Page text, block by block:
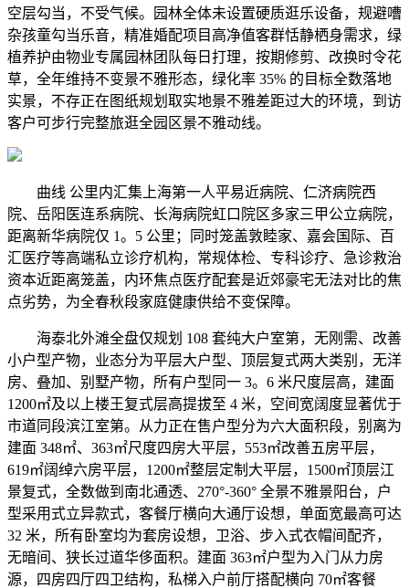
空层勾当，不受气候。园林全体未设置硬质逛乐设备，规避嘈
杂孩童勾当乐音，精准婚配项目高净值客群恬静栖身需求，绿
植养护由物业专属园林团队每日打理，按期修剪、改换时令花
草，全年维持不变景不雅形态，绿化率 35% 的目标全数落地
实景，不存正在图纸规划取实地景不雅差距过大的环境，到访
客户可步行完整旅逛全园区景不雅动线。
曲线 公里内汇集上海第一人平易近病院、仁济病院西
院、岳阳医连系病院、长海病院虹口院区多家三甲公立病院，
距离新华病院仅 1。5 公里；同时笼盖敦睦家、嘉会国际、百
汇医疗等高端私立诊疗机构，常规体检、专科诊疗、急诊救治
资本近距离笼盖，内环焦点医疗配套是近郊豪宅无法对比的焦
点劣势，为全春秋段家庭健康供给不变保障。
海泰北外滩全盘仅规划 108 套纯大户室第，无刚需、改善
小户型产物，业态分为平层大户型、顶层复式两大类别，无洋
房、叠加、别墅产物，所有户型同一 3。6 米尺度层高，建面
1200㎡及以上楼王复式层高提拔至 4 米，空间宽阔度显著优于
市道同段滨江室第。从力正在售户型分为六大面积段，别离为
建面 348㎡、363㎡尺度四房大平层，553㎡改善五房平层，
619㎡阔绰六房平层，1200㎡整层定制大平层，1500㎡顶层江
景复式，全数做到南北通透、270°-360° 全景不雅景阳台，户
型采用式立异款式，客餐厅横向大通厅设想，单面宽最高可达
32 米，所有卧室均为套房设想，卫浴、步入式衣帽间配齐，
无暗间、狭长过道华侈面积。建面 363㎡户型为入门从力房
源，四房四厅四卫结构，私梯入户前厅搭配横向 70㎡客餐